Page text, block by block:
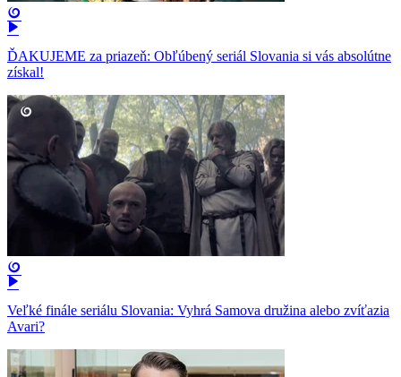
ĎAKUJEME za priazeň: Obľúbený seriál Slovania si vás absolútne
získal!
Veľké finále seriálu Slovania: Vyhrá Samova družina alebo zvíťazia
Avari?